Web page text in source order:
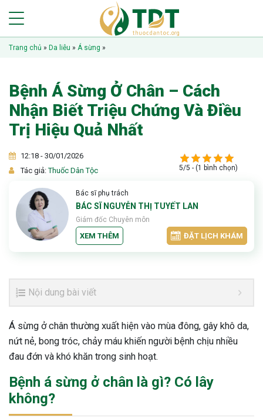
Trang chủ » Da liễu » Á sừng »
Bệnh Á Sừng Ở Chân – Cách
Nhận Biết Triệu Chứng Và Điều
Trị Hiệu Quả Nhất
12:18 - 30/01/2026
Tác giả:Thuốc Dân Tộc 5/5 - (1 bình chọn)
Bác sĩ phụ trách
BÁC SĨ NGUYỄN THỊ TUYẾT LAN
Giám đốc Chuyên môn
XEM THÊM ĐẶT LỊCH KHÁM
Nội dung bài viết
Á sừng ở chân thường xuất hiện vào mùa đông, gây khô da,
nứt nẻ, bong tróc, chảy máu khiến người bệnh chịu nhiều
đau đớn và khó khăn trong sinh hoạt.
Bệnh á sừng ở chân là gì? Có lây
không?